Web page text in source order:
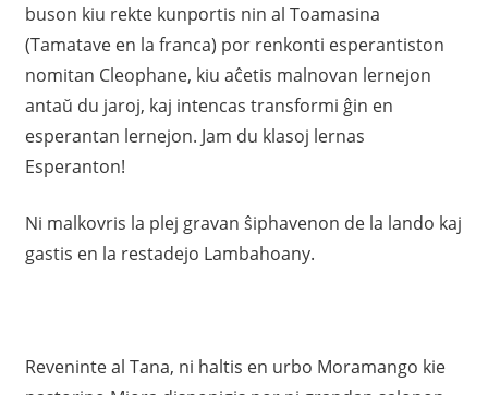
buson kiu rekte kunportis nin al Toamasina
(Tamatave en la franca) por renkonti esperantiston
nomitan Cleophane, kiu aĉetis malnovan lernejon
antaŭ du jaroj, kaj intencas transformi ĝin en
esperantan lernejon. Jam du klasoj lernas
Esperanton!
Ni malkovris la plej gravan ŝiphavenon de la lando kaj
gastis en la restadejo Lambahoany.
Reveninte al Tana, ni haltis en urbo Moramango kie